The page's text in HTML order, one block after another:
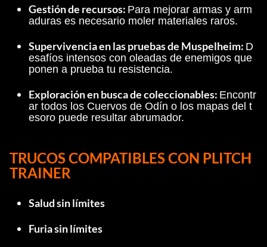
Gestión de recursos: Para mejorar armas y arm
aduras es necesario moler materiales raros.
Supervivencia en las pruebas de Muspelheim: D
esafíos intensos con oleadas de enemigos que
ponen a prueba tu resistencia.
Exploración en busca de coleccionables: Encontr
ar todos los Cuervos de Odín o los mapas del t
esoro puede resultar abrumador.
TRUCOS COMPATIBLES CON PLITCH
TRAINER
Salud sin límites
Furia sin límites